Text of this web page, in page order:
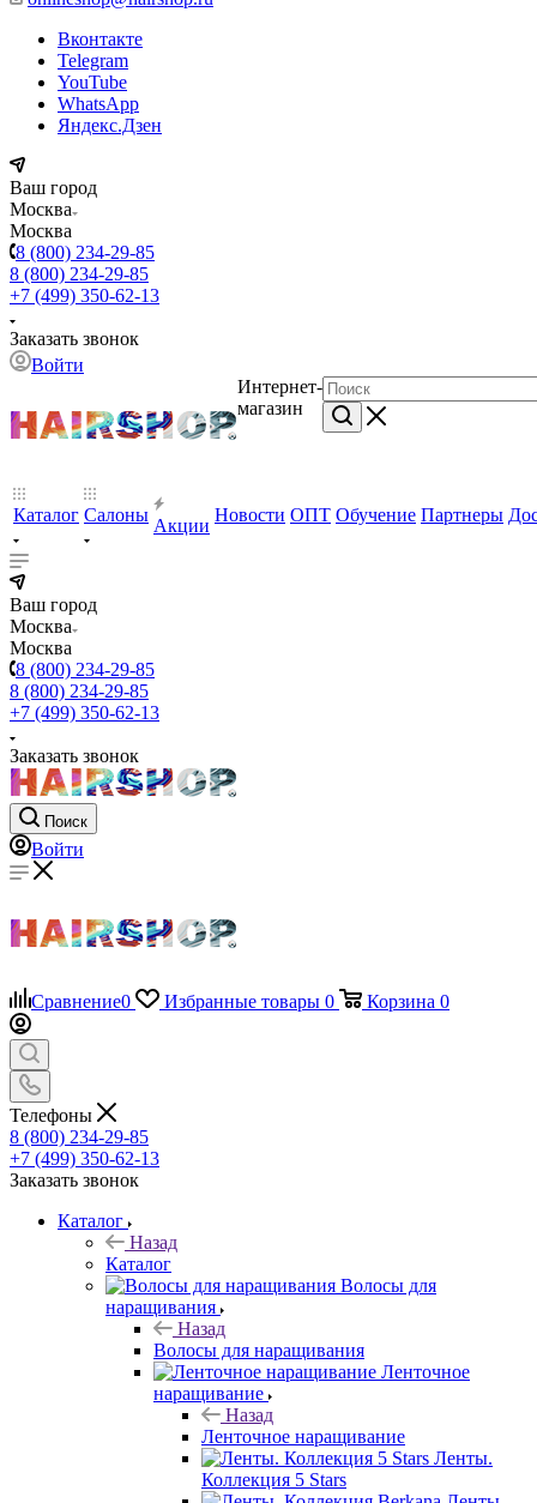
Вконтакте
Telegram
YouTube
WhatsApp
Яндекс.Дзен
Ваш город
Москва
Москва
8 (800) 234-29-85
8 (800) 234-29-85
+7 (499) 350-62-13
Заказать звонок
Войти
Интернет-
магазин
Каталог Салоны
Акции
Новости ОПТ Обучение Партнеры
Ваш город
Москва
Москва
8 (800) 234-29-85
8 (800) 234-29-85
+7 (499) 350-62-13
Заказать звонок
Поиск
Войти
Сравнение0 Избранные товары 0 Корзина 0
Телефоны
8 (800) 234-29-85
+7 (499) 350-62-13
Заказать звонок
Каталог
Назад
Каталог
Волосы для
наращивания
Назад
Волосы для наращивания
Ленточное
наращивание
Назад
Ленточное наращивание
Ленты.
Коллекция 5 Stars